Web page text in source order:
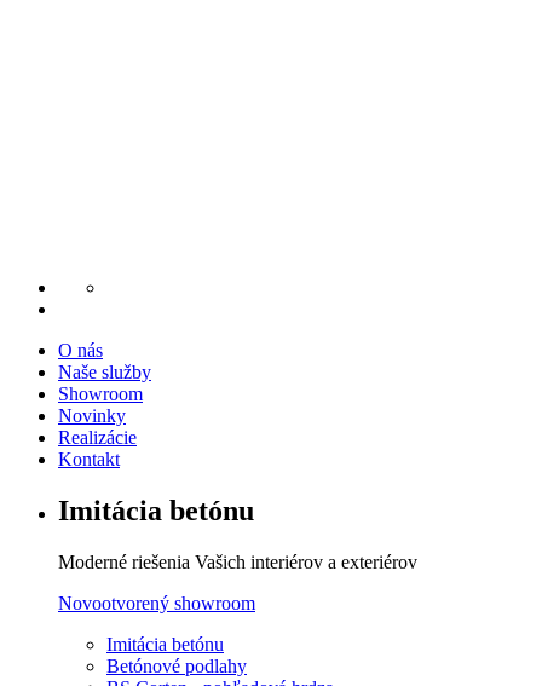
O nás
Naše služby
Showroom
Novinky
Realizácie
Kontakt
Imitácia betónu
Moderné riešenia Vašich interiérov a exteriérov
Novootvorený showroom
Imitácia betónu
Betónové podlahy